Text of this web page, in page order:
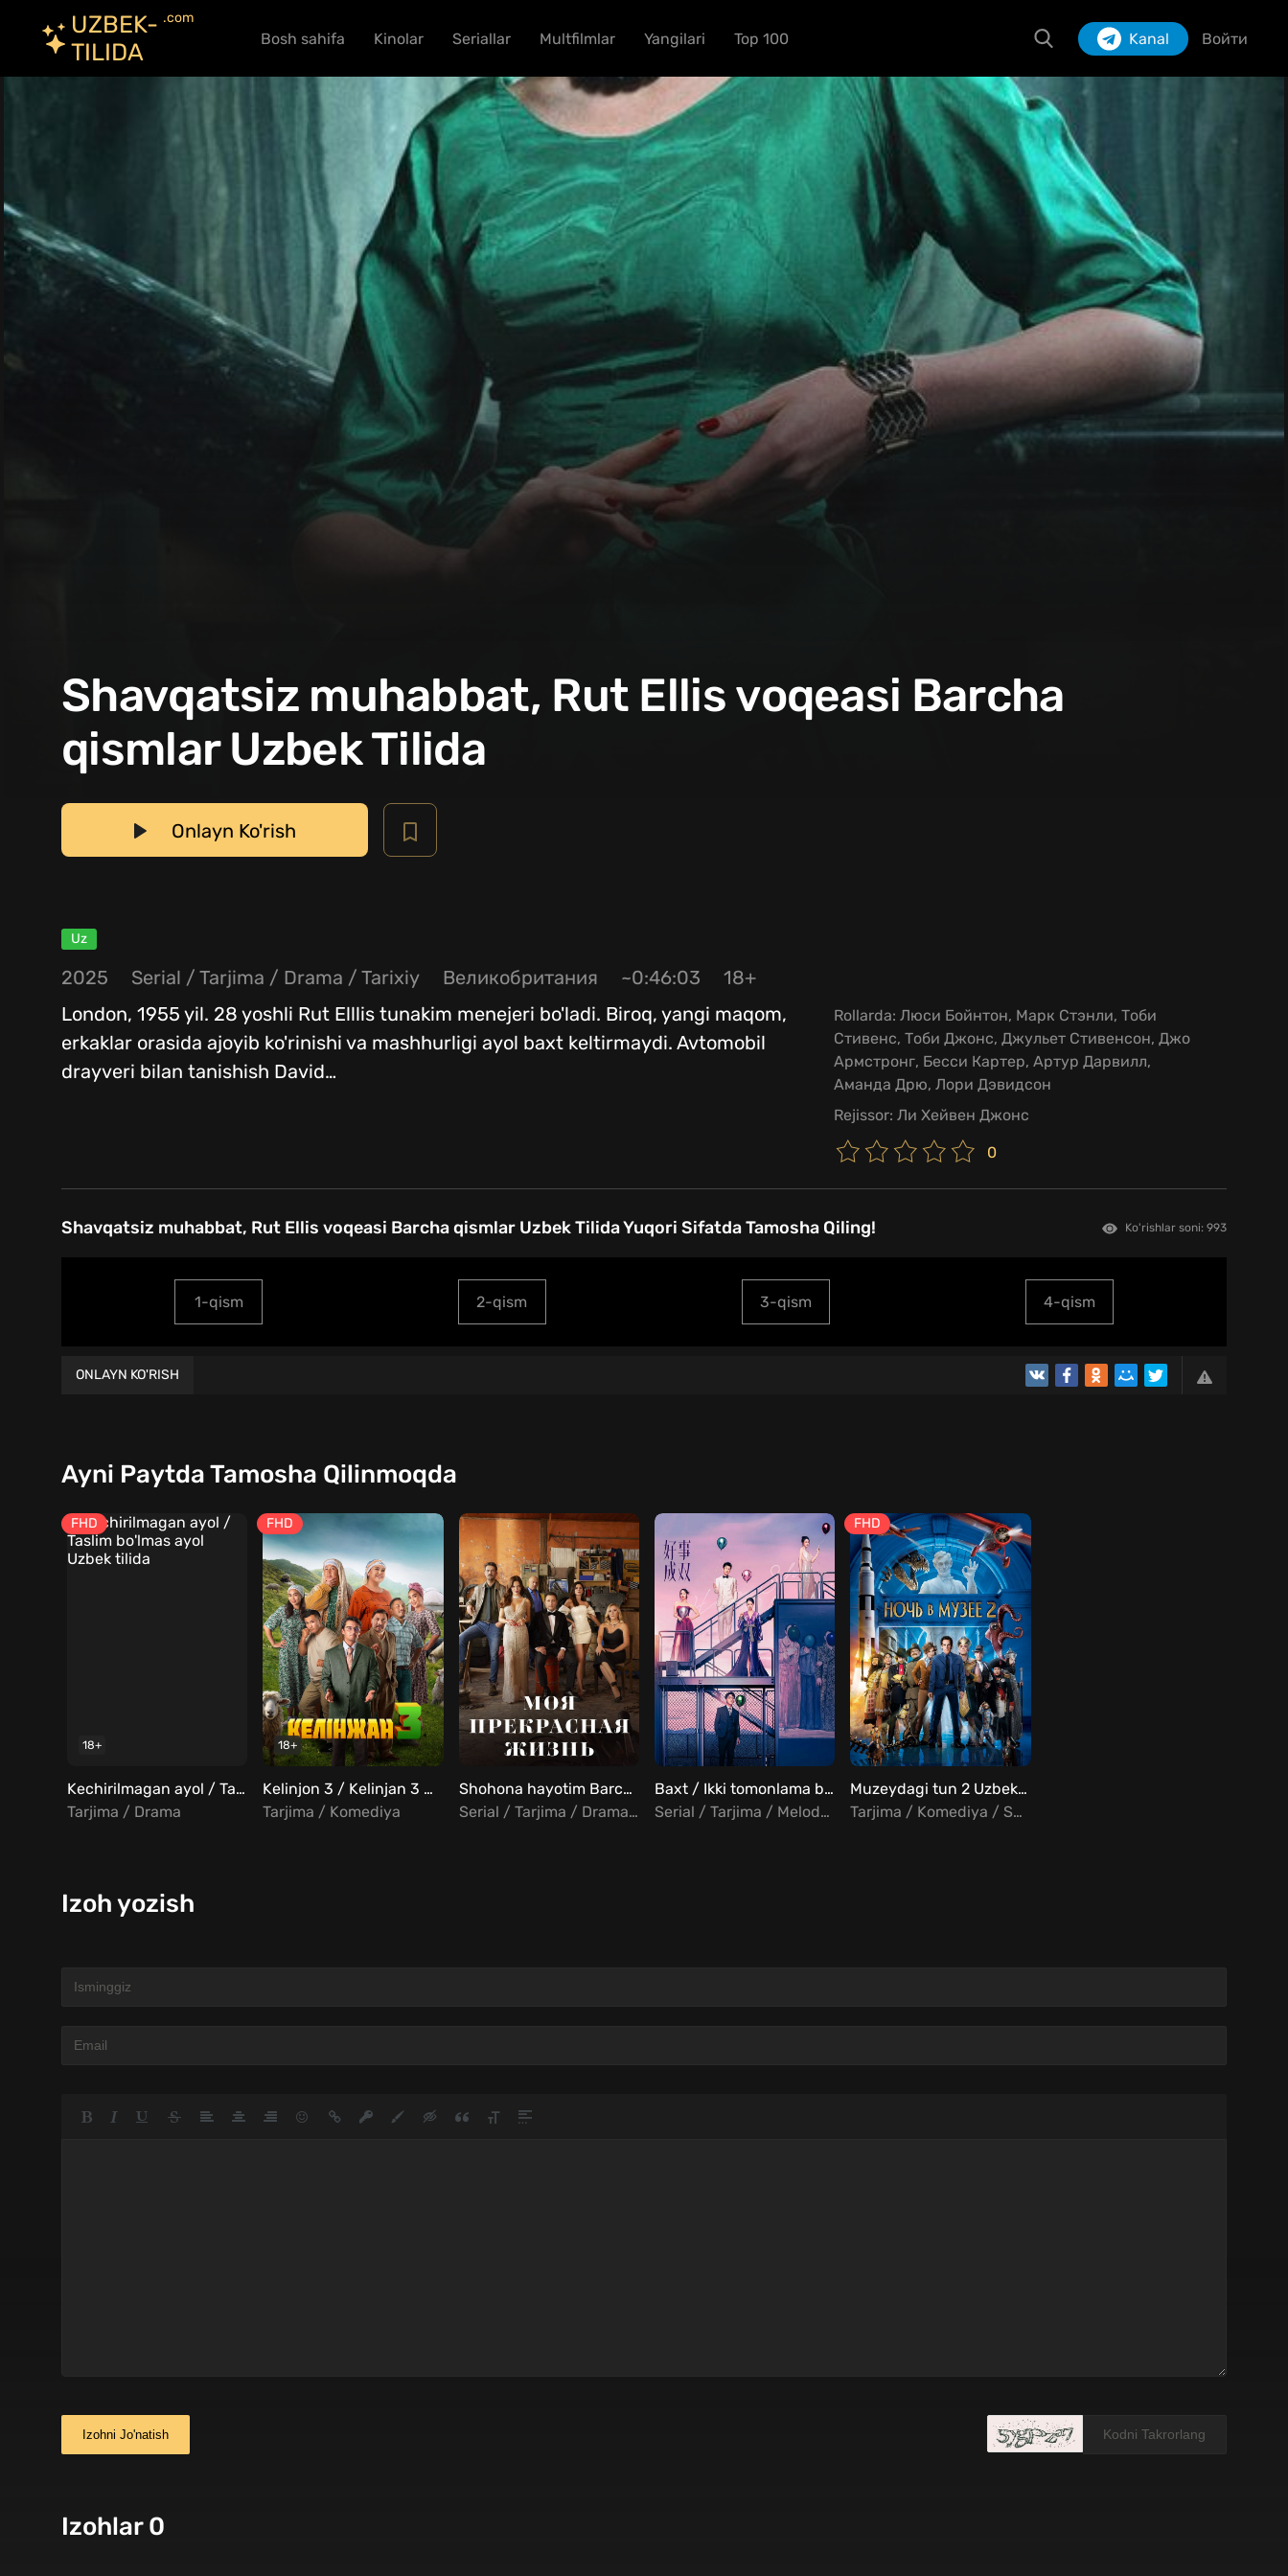
UZBEK-
TILIDA
.com
Bosh sahifa Kinolar Seriallar Multfilmlar Yangilari Top 100 Kanal Войти
Shavqatsiz muhabbat, Rut Ellis voqeasi Barcha
qismlar Uzbek Tilida
Onlayn Ko'rish
Uz
2025 Serial / Tarjima / Drama / Tarixiy Великобритания ~0:46:03
18+
London, 1955 yil. 28 yoshli Rut Elllis tunakim menejeri bo'ladi. Biroq, yangi maqom,
erkaklar orasida ajoyib ko'rinishi va mashhurligi ayol baxt keltirmaydi. Avtomobil
drayveri bilan tanishish David…
Rollarda: Люси Бойнтон, Марк Стэнли, Тоби
Стивенс, Тоби Джонс, Джульет Стивенсон, Джо
Армстронг, Бесси Картер, Артур Дарвилл,
Аманда Дрю, Лори Дэвидсон
Rejissor: Ли Хейвен Джонс
0
Shavqatsiz muhabbat, Rut Ellis voqeasi Barcha qismlar Uzbek Tilida Yuqori Sifatda Tamosha Qiling! Ko'rishlar soni: 993
1-qism 2-qism 3-qism 4-qism
ONLAYN KO'RISH
Ayni Paytda Tamosha Qilinmoqda
FHD
18+
Kechirilmagan ayol / Taslim bo'lmas ayol Uzbek tilida
Tarjima / Drama
FHD
18+
Kelinjon 3 / Kelinjan 3 Uzbek Tilida
Tarjima / Komediya
Shohona hayotim Barcha qismlar Uzbek Tilida
Serial / Tarjima / Drama / Turk
Baxt / Ikki tomonlama baxt / Ittifoq Barcha qismlar Uzbek Tilida
Serial / Tarjima / Melodrama
FHD
Muzeydagi tun 2 Uzbek tilida
Tarjima / Komediya / Sarguzasht
Izoh yozish
Izohni Jo'natish
Izohlar 0